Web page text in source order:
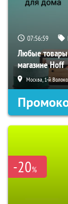
07:56:58
Любые товары
магазине Hoff
Москва, 1-й
-20%